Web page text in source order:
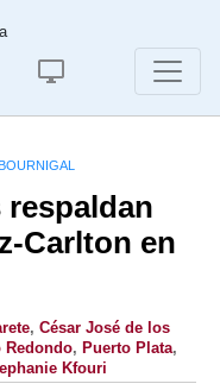
Carlton en
, César José de los
Redondo, Puerto Plata,
Kfouri